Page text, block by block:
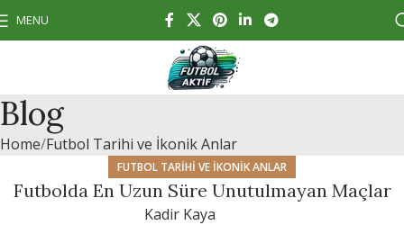
MENU
Blog
Home Futbol Tarihi ve İkonik Anlar
FUTBOL TARIHI VE İKONIK ANLAR
Futbolda En Uzun Süre Unutulmayan Maçlar
Kadir Kaya